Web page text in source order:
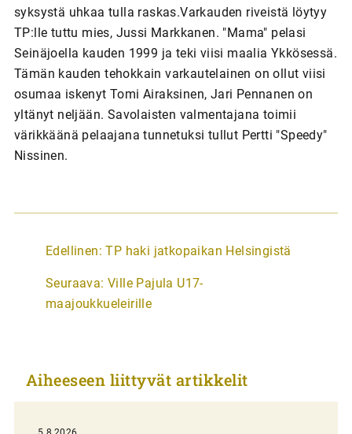
syksystä uhkaa tulla raskas.Varkauden riveistä löytyy
TP:lle tuttu mies, Jussi Markkanen. "Mama" pelasi
Seinäjoella kauden 1999 ja teki viisi maalia Ykkösessä.
Tämän kauden tehokkain varkautelainen on ollut viisi
osumaa iskenyt Tomi Airaksinen, Jari Pennanen on
yltänyt neljään. Savolaisten valmentajana toimii
värikkäänä pelaajana tunnetuksi tullut Pertti "Speedy"
Nissinen.
A
t
i
e
Edellinen: TP haki jatkopaikan Helsingistä
Seuraava: Ville Pajula U17-
maajoukkueleirille
Aiheeseen liittyvät artikkelit